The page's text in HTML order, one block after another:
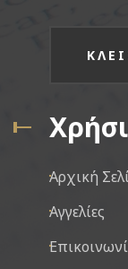
Αρχική
Αγγελίες